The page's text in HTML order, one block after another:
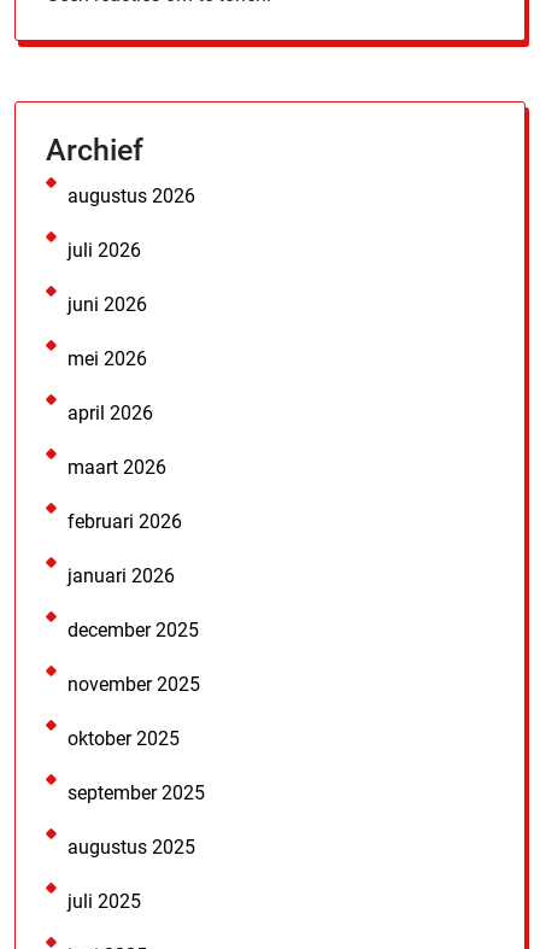
Archief
augustus 2026
juli 2026
juni 2026
mei 2026
april 2026
maart 2026
februari 2026
januari 2026
december 2025
november 2025
oktober 2025
september 2025
augustus 2025
juli 2025